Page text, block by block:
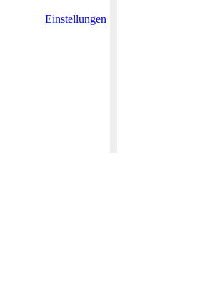
Einstellungen